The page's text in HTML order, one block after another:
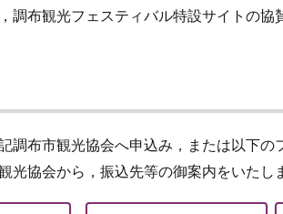
調布観光フェスティバル特設サイトの協
調布市観光協会へ申込み，または以下の
光協会から，振込先等の御案内をいたし